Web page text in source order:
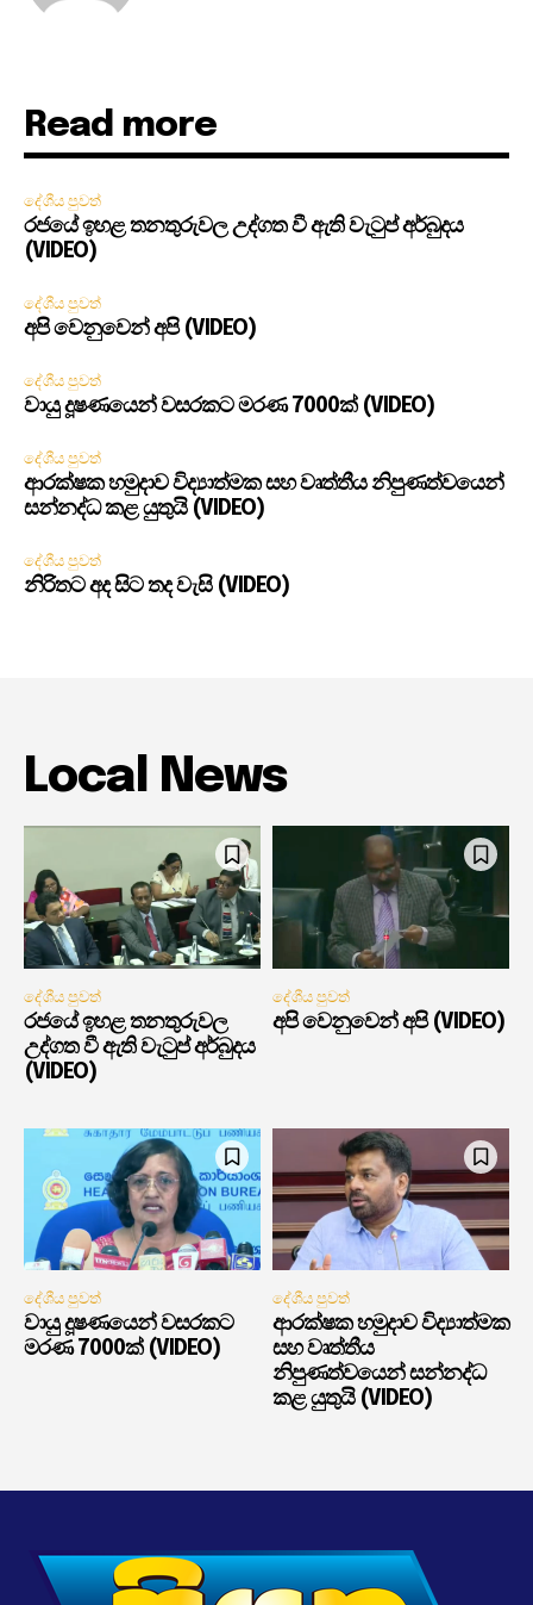
Read more
දේශීය පුවත්
රජයේ ඉහළ තනතුරුවල උද්ගත වී ඇති වැටුප් අර්බුදය
(VIDEO)
දේශීය පුවත්
අපි වෙනුවෙන් අපි (VIDEO)
දේශීය පුවත්
වායු දූෂණයෙන් වසරකට මරණ 7000ක් (VIDEO)
දේශීය පුවත්
ආරක්ෂක හමුදාව විද්‍යාත්මක සහ වෘත්තීය නිපුණත්වයෙන්
සන්නද්ධ කළ යුතුයි (VIDEO)
දේශීය පුවත්
නිරිතට අද සිට තද වැසි (VIDEO)
Local News
දේශීය පුවත්
රජයේ ඉහළ තනතුරුවල
උද්ගත වී ඇති වැටුප් අර්බුදය
(VIDEO)
දේශීය පුවත්
අපි වෙනුවෙන් අපි (VIDEO)
දේශීය පුවත්
වායු දූෂණයෙන් වසරකට
මරණ 7000ක් (VIDEO)
දේශීය පුවත්
ආරක්ෂක හමුදාව විද්‍යාත්මක
සහ වෘත්තීය
නිපුණත්වයෙන් සන්නද්ධ
කළ යුතුයි (VIDEO)